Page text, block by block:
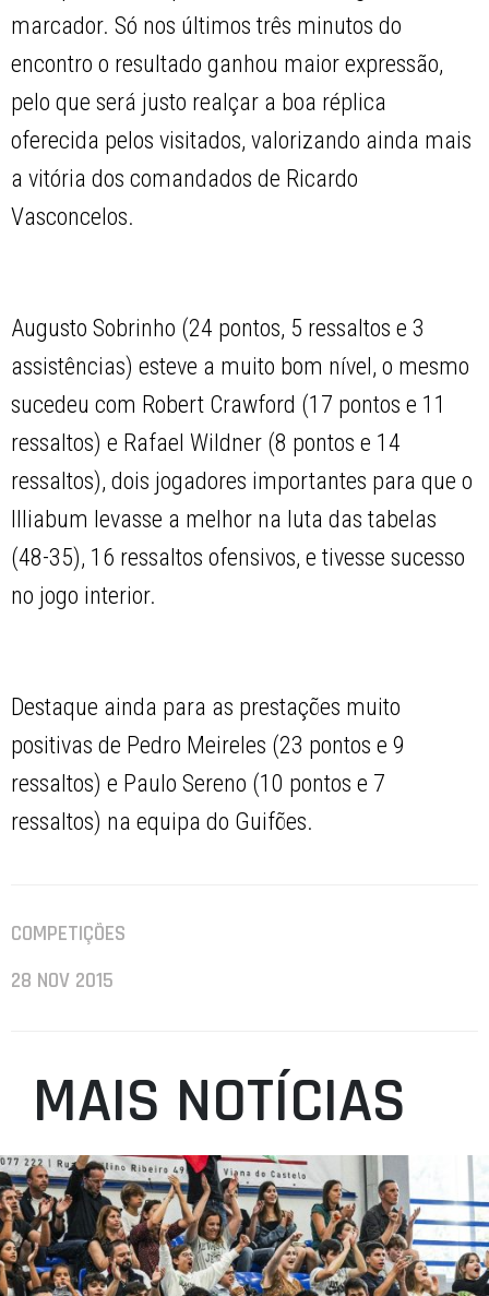
marcador. Só nos últimos três minutos do
encontro o resultado ganhou maior expressão,
pelo que será justo realçar a boa réplica
oferecida pelos visitados, valorizando ainda mais
a vitória dos comandados de Ricardo
Vasconcelos.
Augusto Sobrinho (24 pontos, 5 ressaltos e 3
assistências) esteve a muito bom nível, o mesmo
sucedeu com Robert Crawford (17 pontos e 11
ressaltos) e Rafael Wildner (8 pontos e 14
ressaltos), dois jogadores importantes para que o
Illiabum levasse a melhor na luta das tabelas
(48-35), 16 ressaltos ofensivos, e tivesse sucesso
no jogo interior.
Destaque ainda para as prestações muito
positivas de Pedro Meireles (23 pontos e 9
ressaltos) e Paulo Sereno (10 pontos e 7
ressaltos) na equipa do Guifões.
COMPETIÇÕES
28 NOV 2015
MAIS NOTÍCIAS